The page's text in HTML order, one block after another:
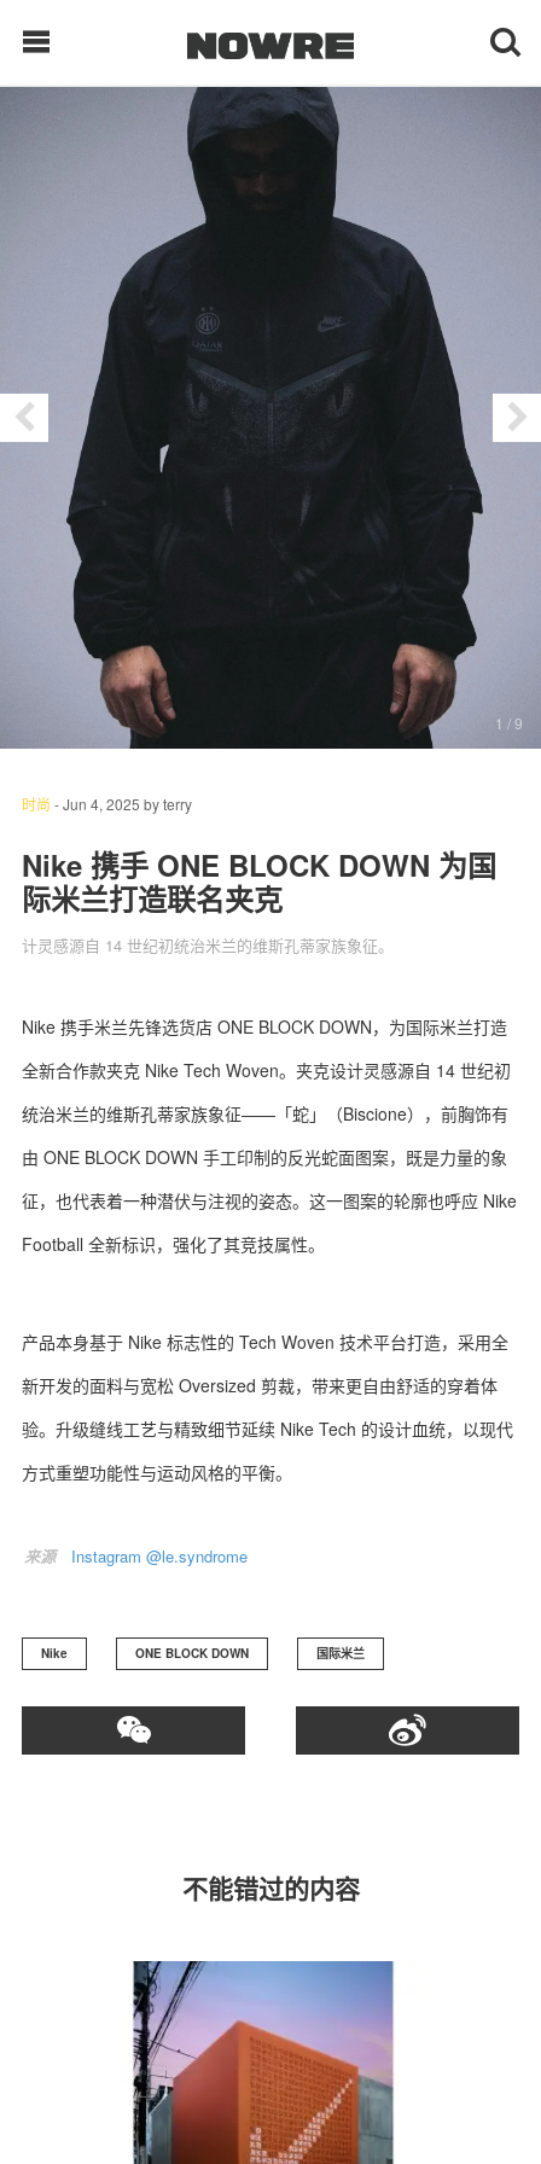
每日鲜榨
球 鞋
1 / 9
时尚 -Jun 4, 2025 byterry
Nike 携手 ONE BLOCK DOWN 为国
际米兰打造联名夹克
计灵感源自 14 世纪初统治米兰的维斯孔蒂家族象征。
Nike 携手米兰先锋选货店 ONE BLOCK DOWN，为国际米兰打造
全新合作款夹克 Nike Tech Woven。夹克设计灵感源自 14 世纪初
统治米兰的维斯孔蒂家族象征——「蛇」（Biscione），前胸饰有
由 ONE BLOCK DOWN 手工印制的反光蛇面图案，既是力量的象
征，也代表着一种潜伏与注视的姿态。这一图案的轮廓也呼应 Nike
Football 全新标识，强化了其竞技属性。
产品本身基于 Nike 标志性的 Tech Woven 技术平台打造，采用全
新开发的面料与宽松 Oversized 剪裁，带来更自由舒适的穿着体
验。升级缝线工艺与精致细节延续 Nike Tech 的设计血统，以现代
方式重塑功能性与运动风格的平衡。
来源 Instagram @le.syndrome
Nike ONE BLOCK DOWN 国际米兰
不能错过的内容